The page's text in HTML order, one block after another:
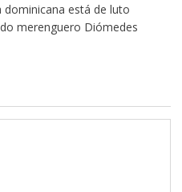
está de luto
merenguero Diómedes